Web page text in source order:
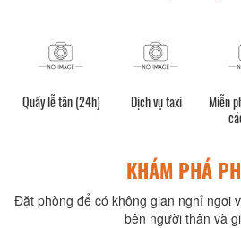
Quầy lễ tân (24h) Dịch vụ taxi
Miễn
KHÁM PHÁ
Đặt phòng để có không gian nghỉ ngơi
bên người thân và